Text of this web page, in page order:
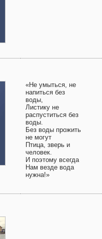
«Не умыться, не
напиться без
воды,
Листику не
распуститься без
воды.
Без воды прожить
не могут
Птица, зверь и
человек.
И поэтому всегда
Нам везде вода
нужна!»